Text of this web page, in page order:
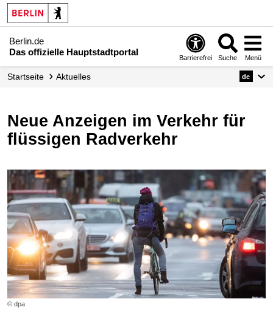
Berlin.de
Das offizielle Hauptstadtportal
Barrierefrei Suche Menü
Startseite Aktuelles de
Neue Anzeigen im Verkehr für
flüssigen Radverkehr
© dpa